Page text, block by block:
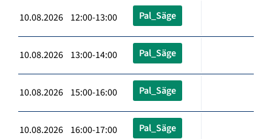
10.08.2026 12:00-13:00 Pal_Säge
10.08.2026 13:00-14:00 Pal_Säge
10.08.2026 15:00-16:00 Pal_Säge
10.08.2026 16:00-17:00 Pal_Säge